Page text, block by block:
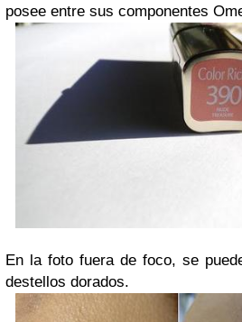
posee entre sus componentes
En la foto fuera de foco, se
destellos dorados.